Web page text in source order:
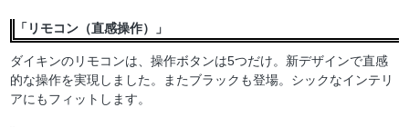
「リモコン（直感操作）」
ダイキンのリモコンは、操作ボタンは5つだけ。新デザインで直感
的な操作を実現しました。またブラックも登場。シックなインテリ
アにもフィットします。